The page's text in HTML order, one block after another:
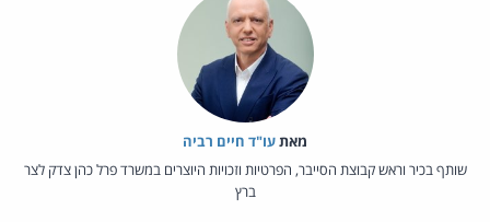
מאת‏עו"ד חיים רביה
שותף בכיר וראש קבוצת הסייבר, הפרטיות וזכויות היוצרים במשרד פרל כהן צדק לצר
ברץ